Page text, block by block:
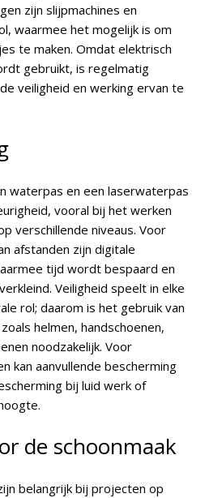
zijn slijpmachines en
waarmee het mogelijk is om
te maken. Omdat elektrisch
gebruikt, is regelmatig
veiligheid en werking ervan te
waterpas en een laserwaterpas
vooral bij het werken
verschillende niveaus. Voor
afstanden zijn digitale
tijd wordt bespaard en
Veiligheid speelt in elke
rol; daarom is het gebruik van
helmen, handschoenen,
noodzakelijk. Voor
kan aanvullende bescherming
bij luid werk of
de schoonmaak
belangrijk bij projecten op